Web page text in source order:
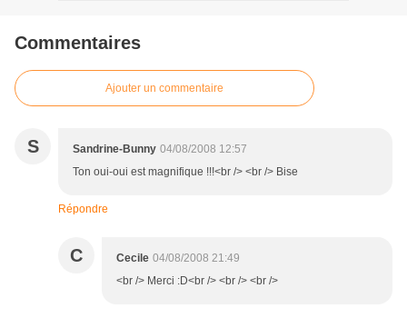
Commentaires
Ajouter un commentaire
S Sandrine-Bunny 04/08/2008 12:57
Ton oui-oui est magnifique !!!<br /> <br /> Bise
Répondre
C Cecile 04/08/2008 21:49
<br /> Merci :D<br /> <br /> <br />